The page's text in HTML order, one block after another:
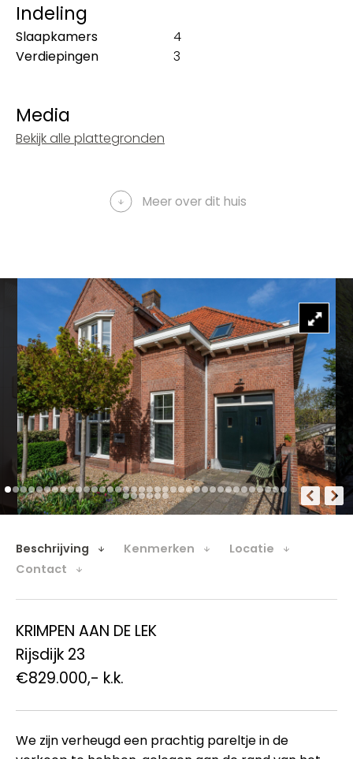
Indeling
Slaapkamers
4
Verdiepingen
3
Media
Bekijk alle plattegronden
Meer over dit huis
Beschrijving Kenmerken
Locatie
Contact
KRIMPEN AAN DE LEK
Rijsdijk 23
€829.000,- k.k.
We zijn verheugd een prachtig pareltje in de